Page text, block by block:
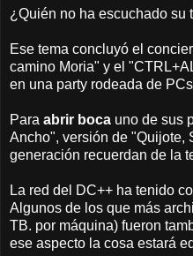
¿Quién no ha escuchado su
Ese tema concluyó el
camino Moria" y el
en una party rodeada de
Para abrir boca uno de sus
Ancho", versión de "Quijote,
generación recuerdan de la
La red del DC++ ha tenido
Algunos de los que más
TB. por máquina) fueron
ese aspecto la cosa estará